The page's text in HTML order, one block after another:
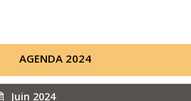
AGENDA 2024
Juin 2024